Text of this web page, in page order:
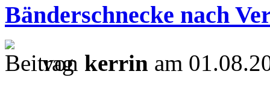
Bänderschnecke nach
von kerrin am